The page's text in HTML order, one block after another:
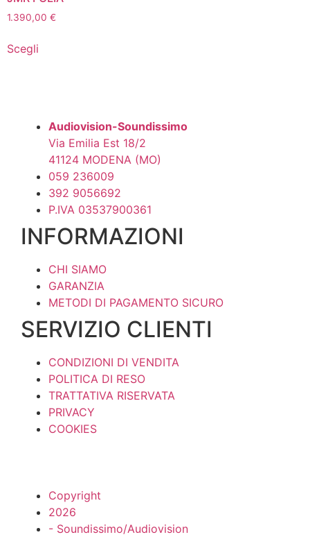
1.390,00 €
Scegli
opzioni
possono
essere
scelte
nella
del
Audiovision-Soundissimo
Via Emilia Est 18/2
41124 MODENA (MO)
059 236009
392 9056692
P.IVA 03537900361
INFORMAZIONI
CHI SIAMO
GARANZIA
METODI DI PAGAMENTO SICURO
SERVIZIO CLIENTI
CONDIZIONI DI VENDITA
POLITICA DI RESO
TRATTATIVA RISERVATA
PRIVACY
COOKIES
Copyright
2026
- Soundissimo/Audiovision